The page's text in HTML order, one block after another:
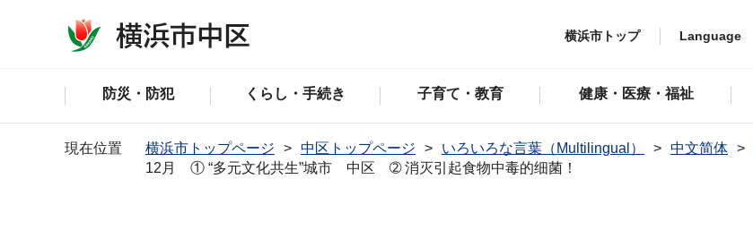
横浜市トップ Language
防災・防犯 くらし・手続き 子育て・教育 健康・医療・福祉
現在位置 横浜市トップページ 中区トップページ いろいろな言葉（Multilingual） 中文简体
12月 ① “多元文化共生”城市 中区 ➁ 消灭引起食物中毒的细菌！